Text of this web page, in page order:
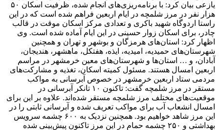
یازعی بیان کرد: با برنامه‌ریزی‌های انجام شده،‌ ظرفیت اسکان ۵۰
هزار نفر در مرز شلمچه در ایام اربعین فراهم شده است که در این
راستا اردوگاه شهید باکری و تعدادی مرکز اسکان موقت در قالب
چادر، برای اسکان زوار حسینی در این ایام آماده شده است. وی
اظهار کرد: استان‌های هرمزگان و بوشهر و تهران و همچنین
شهرستان‌های حمیدیه، امیدیه، ایذه، هفتکل، ماهشهر، هندیجان،
آبادان، و … استان‌ها و شهرستان‌های معین خرمشهر در مراسم
اربعین امسال هستند. مسئول کمیته اسکان، تغذیه و مشارکت‌های
مردمی ستاد اربعین خرمشهر در خصوص آبرسانی به مواکب
مستقر در مرز شلمچه گفت: تاکنون ۱۰ تانکر آبرسانی در
موقعیت‌های مختلف مرز شلمچه مستقر شده‌اند. علاوه بر این برای
امسال انشعاب آب برای مواکب تعریف شده و آبرسانی ثابتی را در
این مرز شاهد خواهیم بود. همچنین نزدیک به ۶۰۰ چشمه سرویس
بهداشتی و ۲۵۰ چشمه حمام در این مرز تاکنون پیش‌بینی شده